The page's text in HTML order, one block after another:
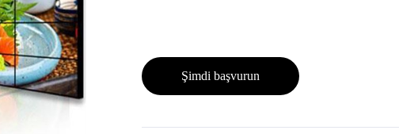
Şimdi başvurun